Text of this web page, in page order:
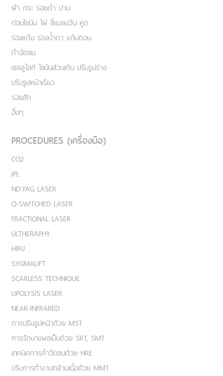
ฝ้า กระ รอยดำ ปาน
ต่อมไขมัน ไฝ ขี้แมลงวัน หูด
ร่องแก้ม ร่องน้ำตา แก้มตอบ
กำจัดขน
เชลลูไลท์ ไขมันส่วนเกิน ปรับรูปร่าง
ปรับรูปหน้าเรียว
รอยสัก
อื่นๆ
PROCEDURES (เครื่องมือ)
CO2
IPL
ND:YAG LASER
Q-SWITCHED LASER
FRACTIONAL LASER
ULTHERAPHY
HIFU
SYGMALIFT
SCARLESS TECHNIQUE
LIPOLYSIS LASER
NEAR-INFRARED
การปรับรูปหน้าด้วย MST
การรักษาแผลเป็นด้วย SRT, SMT
เทคนิคการกำจัดขนด้วย HRE
ปรับการทำงานกล้ามเนื้อด้วย MMT